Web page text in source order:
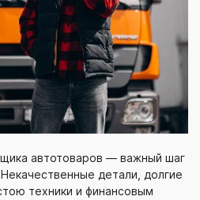
автотоваров — важный шаг
детали, долгие
техники и финансовым